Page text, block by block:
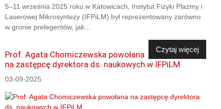
5–11 września 2025 roku w Katowicach, Instytut Fizyki Plazmy i
Laserowej Mikrosyntezy (IFPiLM) był reprezentowany zarówno
w gronie prelegentów, jak...
Czytaj więcej
Prof. Agata Chomiczewska powołana
na zastępcę dyrektora ds. naukowych w IFPiLM
03-09-2025